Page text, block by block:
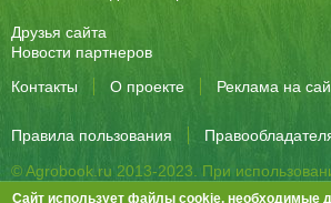
Друзья сайта
Новости партнеров
Контакты
О проекте Реклама на
Правила пользования
© Agrobook.ru 2013-2023. При
активная ссылка на публикацию
Сайт использует файлы cookie, необходимые